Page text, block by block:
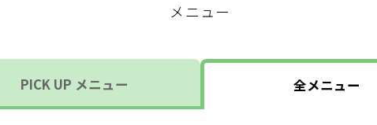
メニュー
PICK UP メニュー 全メニュー